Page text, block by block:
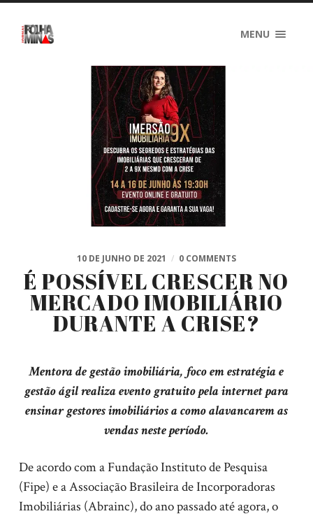
MENU
10 DE JUNHO DE 2021 / 0 COMMENTS
É POSSÍVEL CRESCER NO
MERCADO IMOBILIÁRIO
DURANTE A CRISE?
Mentora de gestão imobiliária, foco em estratégia e
gestão ágil realiza evento gratuito pela internet para
ensinar gestores imobiliários a como alavancarem as
vendas neste período.
De acordo com a Fundação Instituto de Pesquisa
(Fipe) e a Associação Brasileira de Incorporadoras
Imobiliárias (Abrainc), do ano passado até agora, o